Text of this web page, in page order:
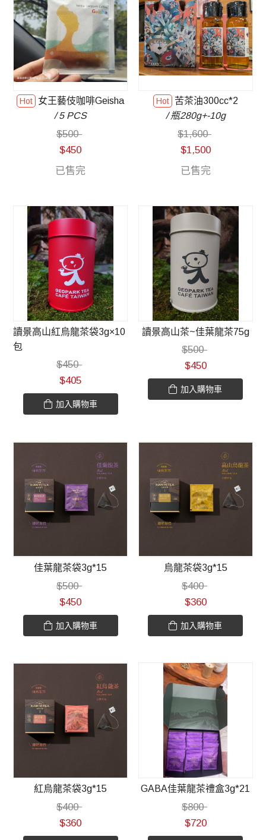
女王藝伎咖啡Geisha
/ 5 PCS
$500
$450
已售完
苦茶油300cc*2
/ 瓶280g+-10g
$1,600
$1,500
已售完
讀景高山紅烏龍茶袋3g×10
包
$450
$405
加入購物車
讀景高山茶~佳葉龍茶75g
$500
$450
加入購物車
佳葉龍茶袋3g*15
$500
$450
加入購物車
烏龍茶袋3g*15
$400
$360
加入購物車
紅烏龍茶袋3g*15
$400
$360
GABA佳葉龍茶禮盒3g*21
$800
$720